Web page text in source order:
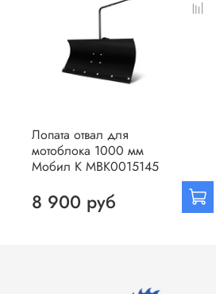
Лопата отвал для
мотоблока 1000 мм
Мобил К МВК0015145
8 900 руб